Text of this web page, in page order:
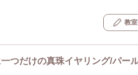
教
つだけの真珠イヤリング/パー